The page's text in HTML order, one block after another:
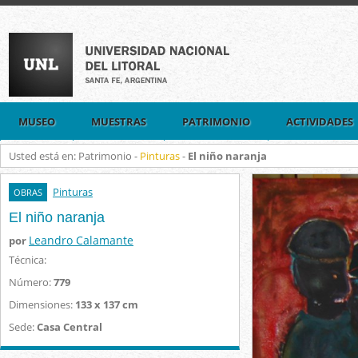
MUSEO MUESTRAS PATRIMONIO ACTIVIDADES
Usted está en: Patrimonio - Pinturas- El niño naranja
OBRAS Pinturas
El niño naranja
por Leandro Calamante
Técnica:
Número:779
Dimensiones: 133 x 137 cm
Sede:Casa Central